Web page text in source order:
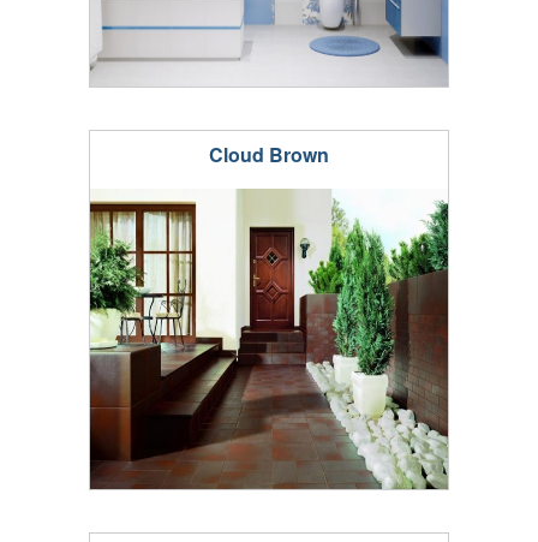
Cloud Brown